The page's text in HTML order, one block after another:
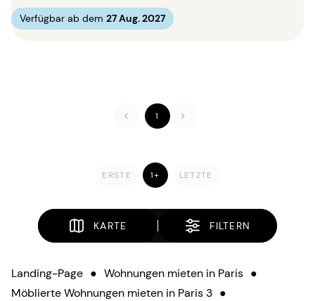
Verfügbar ab dem 27 Aug. 2027
1
ERSTE 1+ LETZTE
KARTE FILTERN
Landing-Page ● Wohnungen mieten in Paris ●
Möblierte Wohnungen mieten in Paris 3 ●